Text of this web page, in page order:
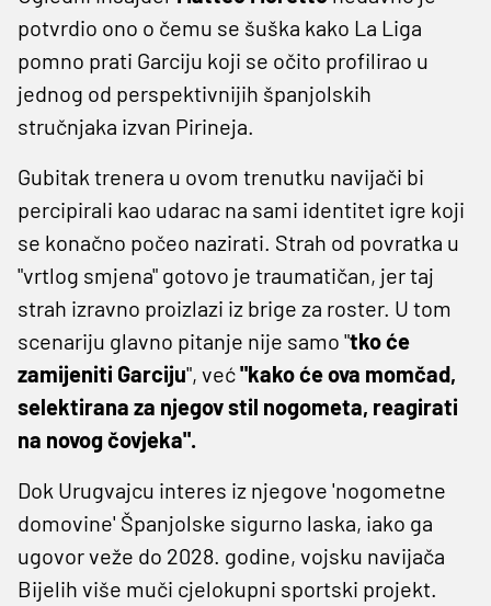
potvrdio ono o čemu se šuška kako La Liga
pomno prati Garciju koji se očito profilirao u
jednog od perspektivnijih španjolskih
stručnjaka izvan Pirineja.
Gubitak trenera u ovom trenutku navijači bi
percipirali kao udarac na sami identitet igre koji
se konačno počeo nazirati. Strah od povratka u
"vrtlog smjena" gotovo je traumatičan, jer taj
strah izravno proizlazi iz brige za roster. U tom
scenariju glavno pitanje nije samo "tko će
zamijeniti Garciju", već"kako će ova momčad,
selektirana za njegov stil nogometa, reagirati
na novog čovjeka".
Dok Urugvajcu interes iz njegove 'nogometne
domovine' Španjolske sigurno laska, iako ga
ugovor veže do 2028. godine, vojsku navijača
Bijelih više muči cjelokupni sportski projekt.